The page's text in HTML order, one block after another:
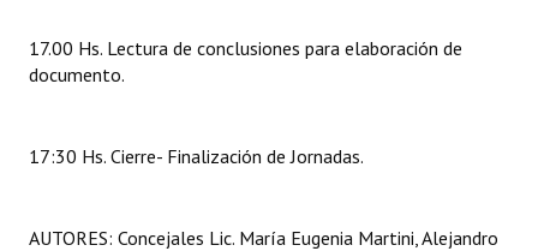
17.00 Hs. Lectura de conclusiones para elaboración de
documento.
17:30 Hs. Cierre- Finalización de Jornadas.
AUTORES: Concejales Lic. María Eugenia Martini, Alejandro